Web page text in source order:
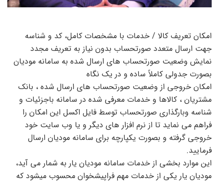
امکان تعریف کالا / خدمات با مشخصات کامل، کد و شناسه
جهت ارسال متعدد صورتحساب بدون نیاز به تعریف مجدد
نمایش وضعیت صورتحساب های ارسال شده به سامانه مودیان
بصورت جدولی کاملاً ساده و در یک نگاه
امکان خروجی از وضعیت صورتحساب های ارسال شده ، بانک
مشتریان ، کالاها و خدمات معرفی شده در سامانه باجزئیات و
شناسه وبارگذاری صورتحساب توسط فایل اکسل این امکان را
فراهم می نماید تا از نرم افزار های دیگر و یا وب سایت خود
خروجی گرفته و بصورت یکپارچه برای سامانه مودیان ارسال
فرمایید.
این موارد بخشی از خدمات سامانه مودیان یار به شمار می آید،
مودیان یار یکی از خدمات مهم فراپیشخوان محسوب میشود که